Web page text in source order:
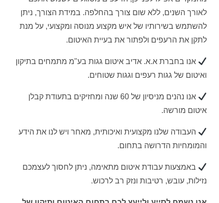
לאורך השנים, ללא שום צורך בהחלפה. במידת הצורך, ניתן
להשתמש בשירותיו של איש מקצוע מנוסה ומקצועי, על מנת
לתקן את הרעפים ולפתור את בעיית האיטום.
אנו בחברת א.א. אדיב איטום גגות בע"מ מתמחים בתיקון
ואיטום של גגות רעפים וגגות שטוחים.
אנו נהנים מניסיון של 60 שנה ומחזיקים בתעודת קבלן
איטום מורשה.
העבודה שלנו מקצועית ואיכותית, מאחר ויש לנו את הידע
והמומחיות הדרושה בתחום.
באמצעות עבודת איטום מתאימה, ניתן לחסוך לעצמכם
נזילות, עובש, רטיבות ונזק רב לרכוש.